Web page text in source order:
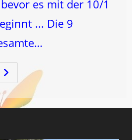
es mit der 10/1
... Die 9
Der
WEG